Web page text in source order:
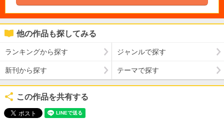
他の作品も探してみる
ランキングから探す ジャンルで探す
新刊から探す テーマで探す
この作品を共有する